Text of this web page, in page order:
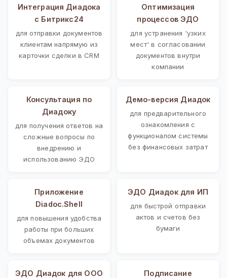
Интеграция Диадока
с Битрикс24
для отправки документов
клиентам напрямую из
карточки сделки в CRM
Оптимизация
процессов ЭДО
для устранения 'узких
мест' в согласовании
документов внутри
компании
Консультация по
Диадоку
для получения ответов на
сложные вопросы по
внедрению и
использованию ЭДО
Демо-версия Диадок
для предварительного
ознакомления с
функционалом системы
без финансовых затрат
Приложение
Diadoc.Shell
для повышения удобства
работы при больших
объемах документов
ЭДО Диадок для ИП
для быстрой отправки
актов и счетов без
бумаги
ЭДО Диадок для ООО
Подписание